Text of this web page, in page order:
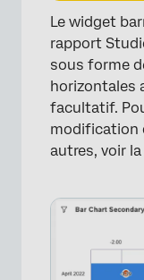
Le widget
rapport
sous forme
horizontales
facultatif.
modification
autres, voir